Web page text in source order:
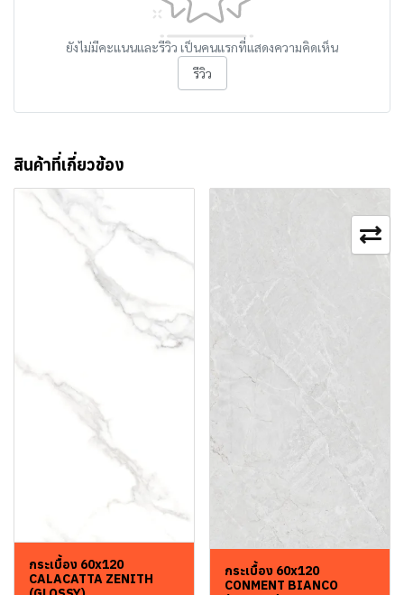
ยังไม่มีคะแนนและรีวิว เป็นคนแรกที่แสดงความคิดเห็น
รีวิว
สินค้าที่เกี่ยวข้อง
กระเบื้อง 60x120
CALACATTA ZENITH
กระเบื้อง 60x120
CONMENT BIANCO